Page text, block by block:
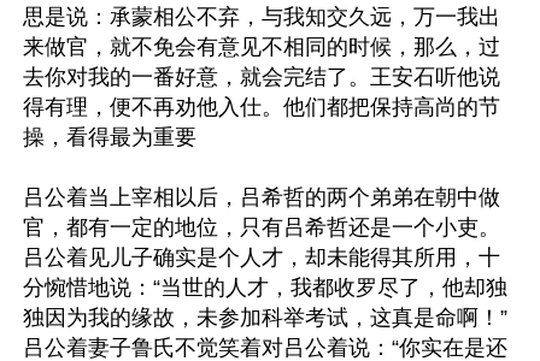
思是说：承蒙相公不弃，与我知交久远，万一我出
来做官，就不免会有意见不相同的时候，那么，过
去你对我的一番好意，就会完结了。王安石听他说
得有理，便不再劝他入仕。他们都把保持高尚的节
操，看得最为重要
吕公着当上宰相以后，吕希哲的两个弟弟在朝中做
官，都有一定的地位，只有吕希哲还是一个小吏。
吕公着见儿子确实是个人才，却未能得其所用，十
分惋惜地说：“当世的人才，我都收罗尽了，他却独
独因为我的缘故，未参加科举考试，这真是命啊！”
吕公着妻子鲁氏不觉笑着对吕公着说：“你实在是还